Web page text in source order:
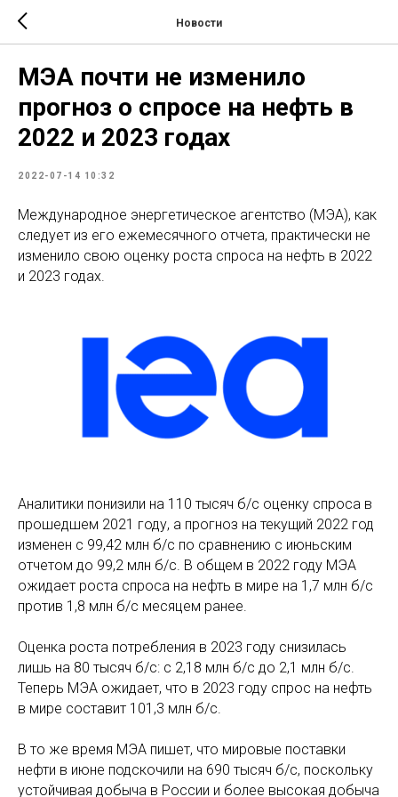
Новости
МЭА почти не изменило
прогноз о спросе на нефть в
2022 и 2023 годах
2022-07-14 10:32
Международное энергетическое агентство (МЭА), как
следует из его ежемесячного отчета, практически не
изменило свою оценку роста спроса на нефть в 2022
и 2023 годах.
Аналитики понизили на 110 тысяч б/с оценку спроса в
прошедшем 2021 году, а прогноз на текущий 2022 год
изменен с 99,42 млн б/с по сравнению с июньским
отчетом до 99,2 млн б/с. В общем в 2022 году МЭА
ожидает роста спроса на нефть в мире на 1,7 млн б/с
против 1,8 млн б/с месяцем ранее.
Оценка роста потребления в 2023 году снизилась
лишь на 80 тысяч б/с: с 2,18 млн б/с до 2,1 млн б/с.
Теперь МЭА ожидает, что в 2023 году спрос на нефть
в мире составит 101,3 млн б/с.
В то же время МЭА пишет, что мировые поставки
нефти в июне подскочили на 690 тысяч б/с, поскольку
устойчивая добыча в России и более высокая добыча